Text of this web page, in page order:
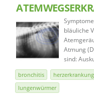
bläuliche
Atmung
sind:
bronchitis herzerkrankung
lungenwürmer